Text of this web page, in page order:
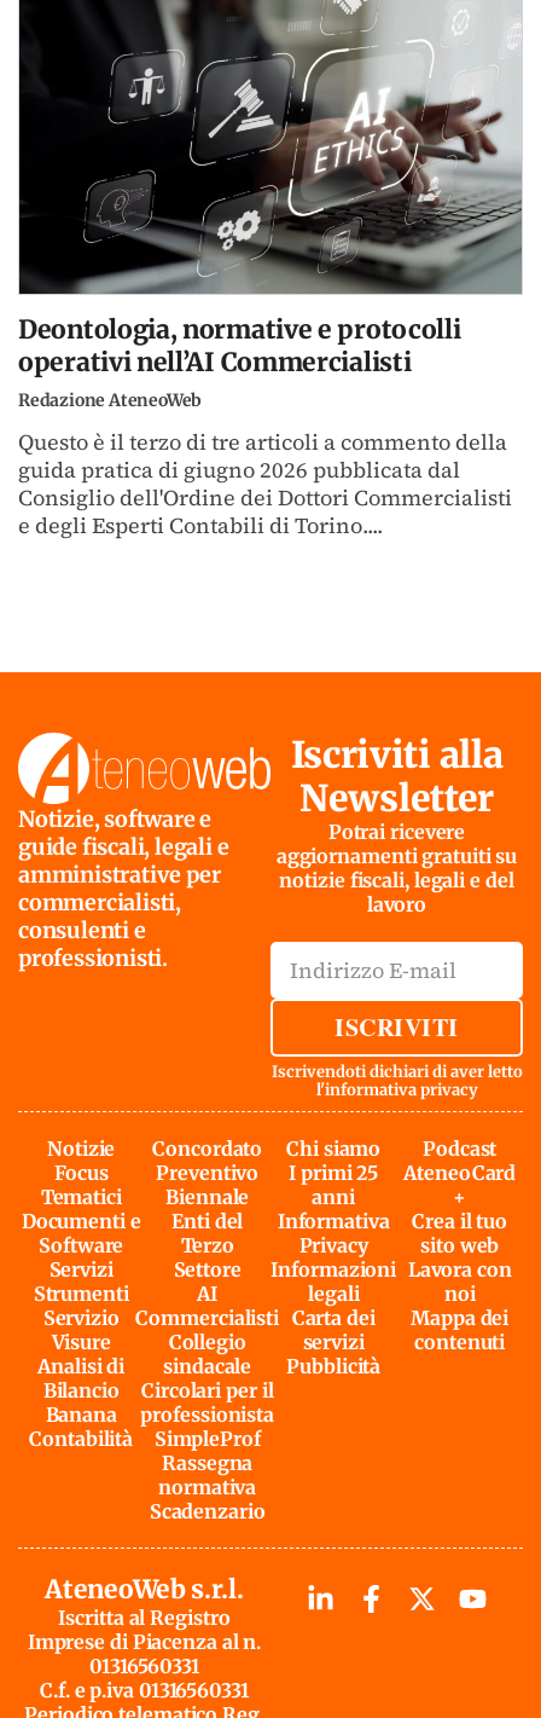
Deontologia, normative e protocolli
operativi nell’AI Commercialisti
Redazione AteneoWeb
Questo è il terzo di tre articoli a commento della
guida pratica di giugno 2026 pubblicata dal
Consiglio dell'Ordine dei Dottori Commercialisti
e degli Esperti Contabili di Torino....
Notizie, software e
guide fiscali, legali e
amministrative per
commercialisti,
consulenti e
professionisti.
Iscriviti alla
Newsletter
Potrai ricevere
aggiornamenti gratuiti su
notizie fiscali, legali e del
lavoro
ISCRIVITI
Iscrivendoti dichiari di aver letto
l'informativa privacy
Notizie
Focus
Tematici
Documenti e
Software
Servizi
Strumenti
Servizio
Visure
Analisi di
Bilancio
Banana
Contabilità
Concordato
Preventivo
Biennale
Enti del
Terzo
Settore
AI
Commercialisti
Collegio
sindacale
Circolari per il
professionista
SimpleProf
Rassegna
normativa
Scadenzario
Chi siamo
I primi 25
anni
Informativa
Privacy
Informazioni
legali
Carta dei
servizi
Pubblicità
Podcast
AteneoCard
+
Crea il tuo
sito web
Lavora con
noi
Mappa dei
contenuti
AteneoWeb s.r.l.
Iscritta al Registro
Imprese di Piacenza al n.
01316560331
C.f. e p.iva 01316560331